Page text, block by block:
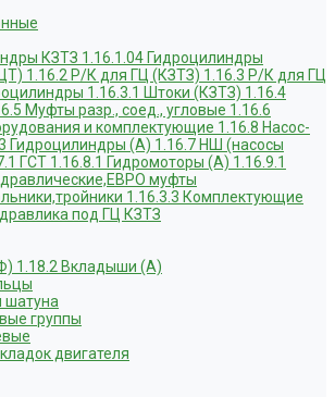
КЗТЗ 1.16.1.04 Гидроцилиндры
1.16.2 Р/К для ГЦ (КЗТЗ) 1.16.3 Р/К для ГЦ
1.16.3.1 Штоки (КЗТЗ) 1.16.4
Муфты разр., соед., угловые 1.16.6
и комплектующие 1.16.8 Насос-
Гидроцилиндры (А) 1.16.7 НШ (насосы
ГСТ 1.16.8.1 Гидромоторы (А) 1.16.9.1
муфты
1.16.3.3 Комплектующие
под ГЦ КЗТЗ
1.18.2 Вкладыши (А)
шатуна
группы
двигателя